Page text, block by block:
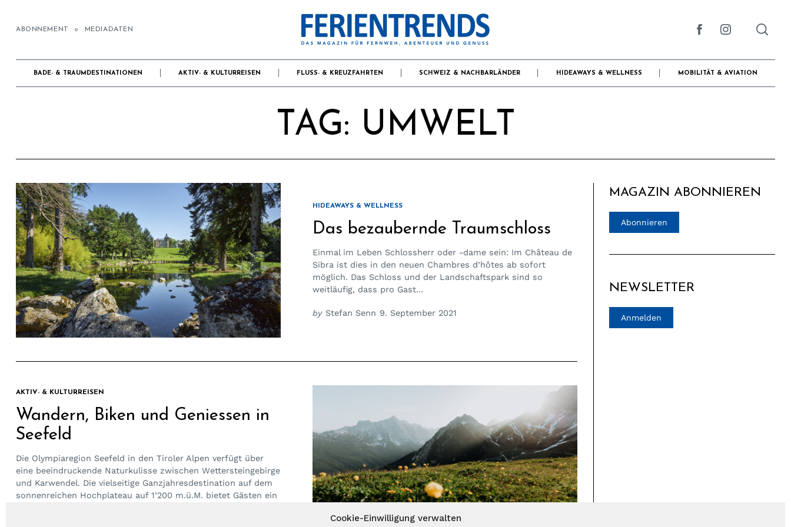
Cookie-Einwilligung verwalten
ABONNEMENT MEDIADATEN
BADE- & TRAUMDESTINATIONEN AKTIV- & KULTURREISEN FLUSS- & KREUZFAHRTEN SCHWEIZ & NACHBARLÄNDER HIDEAWAYS & WELLNESS MOBILITÄT & AVIATION
TAG: UMWELT
HIDEAWAYS & WELLNESS
Das bezaubernde Traumschloss
Einmal im Leben Schlossherr oder -dame sein: Im Château de
Sibra ist dies in den neuen Chambres d’hôtes ab sofort
möglich. Das Schloss und der Landschaftspark sind so
weitläufig, dass pro Gast...
by Stefan Senn 9. September 2021
AKTIV- & KULTURREISEN
Wandern, Biken und Geniessen in
Seefeld
Die Olympiaregion Seefeld in den Tiroler Alpen verfügt über
eine beeindruckende Naturkulisse zwischen Wettersteingebirge
und Karwendel. Die vielseitige Ganzjahresdestination auf dem
sonnenreichen Hochplateau auf 1’200 m.ü.M. bietet Gästen ein
MAGAZIN ABONNIEREN
Abonnieren
NEWSLETTER
Anmelden